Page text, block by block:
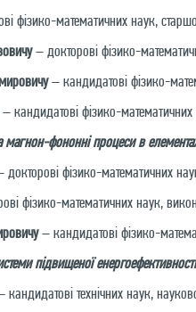
фізико-математичних наук,
– докторові фізико-
– кандидатові фізико-
– кандидатові фізико-математичних
фононні процеси в
фізико-математичних
фізико-математичних наук,
– кандидатові фізико-
підвищеної
технічних наук,